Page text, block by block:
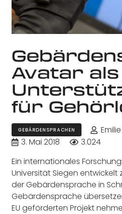
Avatar als
für
GEBÄRDENSPRACHEN
3. Mai 2018
3.024
Ein internationales
Universität Siegen entwickelt
der Gebärdensprache in
Gebärdensprache
EU geförderten Projekt